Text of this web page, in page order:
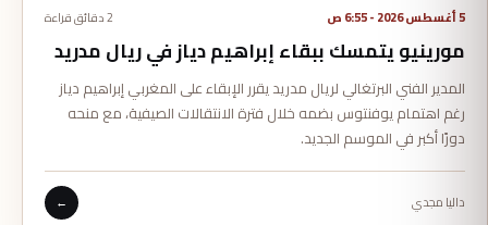
5 أغسطس 2026 - 6:55 ص 2 دقائق قراءة
مورينيو يتمسك ببقاء إبراهيم دياز في ريال مدريد
المدير الفني البرتغالي لريال مدريد يقرر الإبقاء على المغربي إبراهيم دياز
رغم اهتمام يوفنتوس بضمه خلال فترة الانتقالات الصيفية، مع منحه
دورًا أكبر في الموسم الجديد.
داليا مجدي ←